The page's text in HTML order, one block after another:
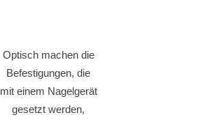
Optisch machen die
Befestigungen, die
mit einem Nagelgerät
gesetzt werden,